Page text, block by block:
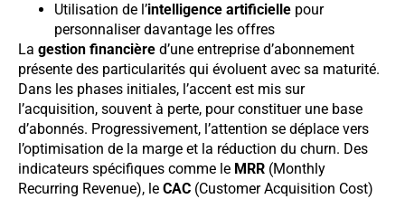
Utilisation de l’intelligence artificielle pour
personnaliser davantage les offres
La gestion financière d’une entreprise d’abonnement
présente des particularités qui évoluent avec sa maturité.
Dans les phases initiales, l’accent est mis sur
l’acquisition, souvent à perte, pour constituer une base
d’abonnés. Progressivement, l’attention se déplace vers
l’optimisation de la marge et la réduction du churn. Des
indicateurs spécifiques comme le MRR (Monthly
Recurring Revenue), le CAC (Customer Acquisition Cost)